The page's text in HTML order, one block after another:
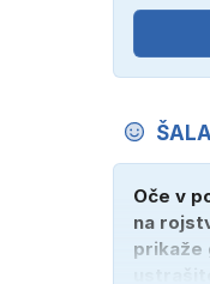
Oče v
na
prikaže